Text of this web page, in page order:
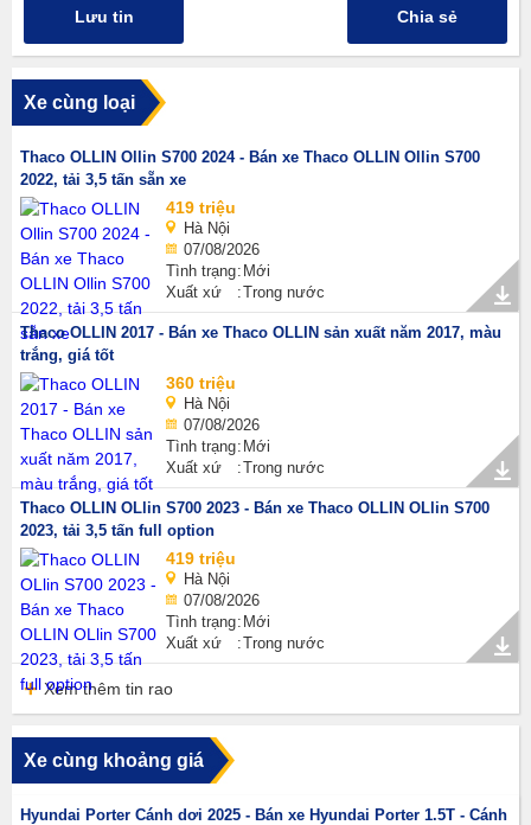
Lưu tin Chia sẻ
Xe cùng loại
Thaco OLLIN Ollin S700 2024 - Bán xe Thaco OLLIN Ollin S700
2022, tải 3,5 tấn sẵn xe
419 triệu
Hà Nội
07/08/2026
Tình trạng Mới
Xuất xứ
Trong nước
Thaco OLLIN 2017 - Bán xe Thaco OLLIN sản xuất năm 2017, màu
trắng, giá tốt
360 triệu
Hà Nội
07/08/2026
Tình trạng Mới
Xuất xứ
Trong nước
Thaco OLLIN OLlin S700 2023 - Bán xe Thaco OLLIN OLlin S700
2023, tải 3,5 tấn full option
419 triệu
Hà Nội
07/08/2026
Tình trạng Mới
Xuất xứ
Trong nước
Xem thêm tin rao
Xe cùng khoảng giá
Hyundai Porter Cánh dơi 2025 - Bán xe Hyundai Porter 1.5T - Cánh